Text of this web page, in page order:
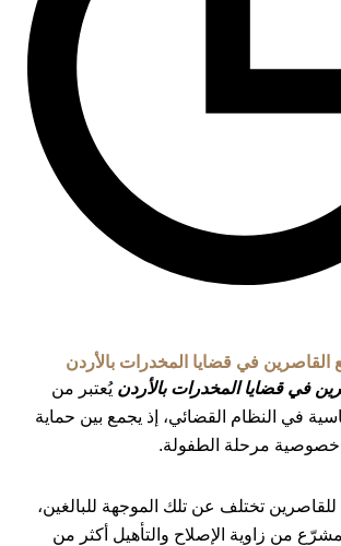
القاصرين في قضايا المخدرات بالأردن
في قضايا المخدرات بالأردن يُعتبر من
في النظام القضائي، إذ يجمع بين حماية
خصوصية مرحلة الطفولة.
تختلف عن تلك الموجهة للبالغين،
من زاوية الإصلاح والتأهيل أكثر من